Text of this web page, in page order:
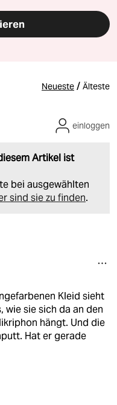
Neueste / Älteste
Artikel ist
bei ausgewählten
sind sie zu finden.
einloggen
Kleid sieht
wie sie sich da an den
hängt. Und die
Hat er gerade